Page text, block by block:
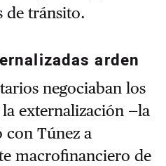
de tránsito.
arden
negociaban los
externalización —la
con Túnez a
macrofinanciero de